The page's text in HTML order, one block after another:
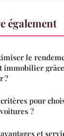
également
le
immobilier
?
pour
?
et